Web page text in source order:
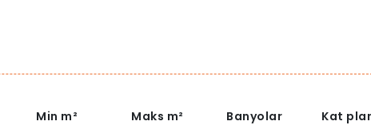
Min m² Maks m² Banyolar Kat